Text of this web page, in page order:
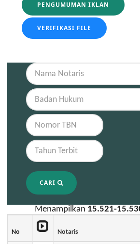
PENGUMUMAN IKLAN
VERIFIKASI FILE
CARI
Menampilkan 15.521-
No Notaris